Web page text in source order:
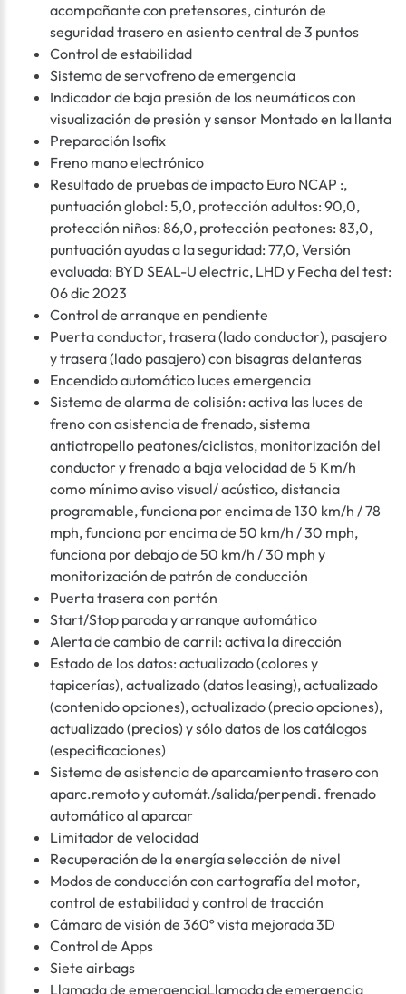
acompañante con pretensores, cinturón de
seguridad trasero en asiento central de 3 puntos
Control de estabilidad
Sistema de servofreno de emergencia
Indicador de baja presión de los neumáticos con
visualización de presión y sensor Montado en la llanta
Preparación Isofix
Freno mano electrónico
Resultado de pruebas de impacto Euro NCAP :,
puntuación global: 5,0, protección adultos: 90,0,
protección niños: 86,0, protección peatones: 83,0,
puntuación ayudas a la seguridad: 77,0, Versión
evaluada: BYD SEAL-U electric, LHD y Fecha del test:
06 dic 2023
Control de arranque en pendiente
Puerta conductor, trasera (lado conductor), pasajero
y trasera (lado pasajero) con bisagras delanteras
Encendido automático luces emergencia
Sistema de alarma de colisión: activa las luces de
freno con asistencia de frenado, sistema
antiatropello peatones/ciclistas, monitorización del
conductor y frenado a baja velocidad de 5 Km/h
como mínimo aviso visual/ acústico, distancia
programable, funciona por encima de 130 km/h / 78
mph, funciona por encima de 50 km/h / 30 mph,
funciona por debajo de 50 km/h / 30 mph y
monitorización de patrón de conducción
Puerta trasera con portón
Start/Stop parada y arranque automático
Alerta de cambio de carril: activa la dirección
Estado de los datos: actualizado (colores y
tapicerías), actualizado (datos leasing), actualizado
(contenido opciones), actualizado (precio opciones),
actualizado (precios) y sólo datos de los catálogos
(especificaciones)
Sistema de asistencia de aparcamiento trasero con
aparc.remoto y automát./salida/perpendi. frenado
automático al aparcar
Limitador de velocidad
Recuperación de la energía selección de nivel
Modos de conducción con cartografía del motor,
control de estabilidad y control de tracción
Cámara de visión de 360º vista mejorada 3D
Control de Apps
Siete airbags
Llamada de emergenciaLlamada de emergencia